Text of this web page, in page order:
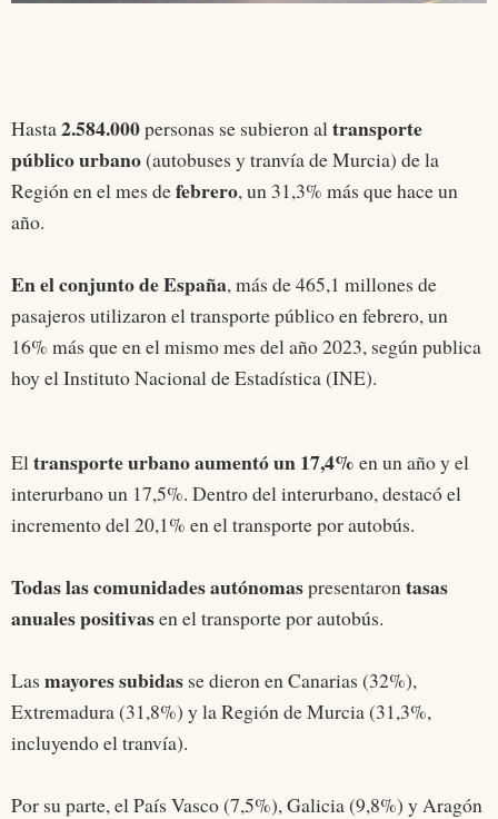
Hasta2.584.000personas se subieron al transporte
público urbano(autobuses y tranvía de Murcia) de la
Región en el mes defebrero, un 31,3% más que hace un
año.
En el conjunto de España, más de 465,1 millones de
pasajeros utilizaron el transporte público en febrero, un
16% más que en el mismo mes del año 2023, según publica
hoy el Instituto Nacional de Estadística (INE).
El transporte urbano aumentó un 17,4% en un año y el
interurbano un 17,5%. Dentro del interurbano, destacó el
incremento del 20,1% en el transporte por autobús.
Todas las comunidades autónomaspresentaron tasas
anuales positivasen el transporte por autobús.
Las mayores subidas se dieron en Canarias (32%),
Extremadura (31,8%) y la Región de Murcia (31,3%,
incluyendo el tranvía).
Por su parte, el País Vasco (7,5%), Galicia (9,8%) y Aragón